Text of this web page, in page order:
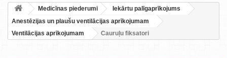
Medicīnas piederumi
Iekārtu palīgaprīkojums
Anestēzijas un plaušu ventilācijas aprīkojumam
Ventilācijas aprīkojumam
Cauruļu fiksatori